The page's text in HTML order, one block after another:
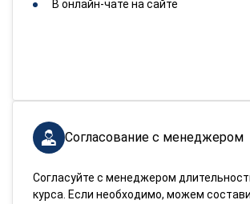
В онлайн-чате на сайте
Согласование с менеджером
Согласуйте с менеджером
курса. Если необходимо, можем